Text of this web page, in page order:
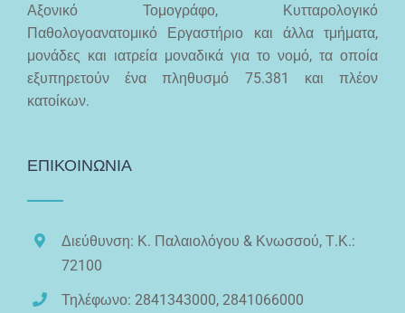
Αξονικό Τομογράφο, Κυτταρολογικό
Παθολογοανατομικό Εργαστήριο και άλλα τμήματα,
μονάδες και ιατρεία μοναδικά για το νομό, τα οποία
εξυπηρετούν ένα πληθυσμό 75.381 και πλέον
κατοίκων.
ΕΠΙΚΟΙΝΩΝΙΑ
Διεύθυνση: Κ. Παλαιολόγου & Κνωσσού, Τ.Κ.:
72100
Τηλέφωνο: 2841343000, 2841066000